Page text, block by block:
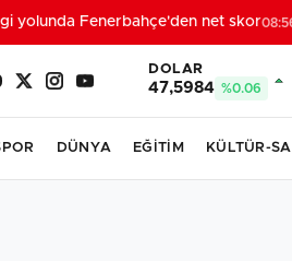
yolunda Fenerbahçe'den net skor08:56
DOLAR
47,5984 %0.06
DÜNYA EĞİTİM KÜLTÜR-